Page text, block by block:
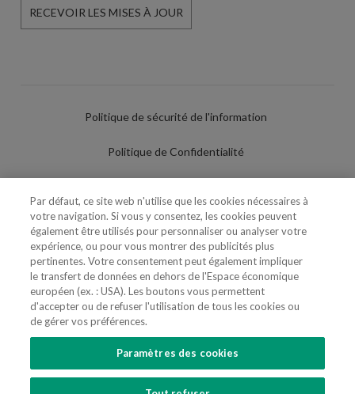
RECEVOIR LES MISES À JOUR
Politique de sécurité de l'information
Politique de Confidentialité
Politique de Cookies
Paramètres des cookies
Utilisation Frauduleuse du Nom/Brand
SUIVEZ-NOUS
Par défaut, ce site web n'utilise que les cookies nécessaires à
votre navigation. Si vous y consentez, les cookies peuvent
également être utilisés pour personnaliser ou analyser votre
expérience, ou pour vous montrer des publicités plus
pertinentes. Votre consentement peut également impliquer
le transfert de données en dehors de l'Espace économique
européen (ex. : USA). Les boutons vous permettent
d'accepter ou de refuser l'utilisation de tous les cookies ou
de gérer vos préférences.
Paramètres des cookies